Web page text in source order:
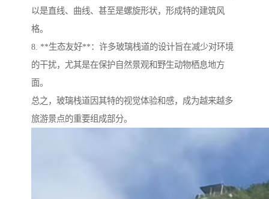
以是直线、曲线、甚至是螺旋形状，形成特的建筑风
格。
8. **生态友好**：许多玻璃栈道的设计旨在减少对环境
的干扰，尤其是在保护自然景观和野生动物栖息地方
面。
总之，玻璃栈道因其特的视觉体验和感，成为越来越多
旅游景点的重要组成部分。